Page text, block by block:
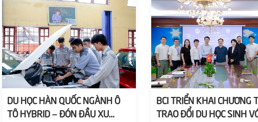
DU HỌC HÀN QUỐC NGÀNH Ô
TÔ HYBRID – ĐÓN ĐẦU XU
BCI TRIỂN KHAI CHƯƠNG
TRAO ĐỔI DU HỌC SINH